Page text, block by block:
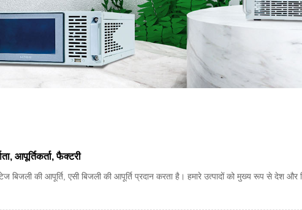
आपूर्तिकर्ता, फैक्टरी
बिजली की आपूर्ति, एसी बिजली की आपूर्ति प्रदान करता है। हमारे उत्पादों को मुख्य रूप से